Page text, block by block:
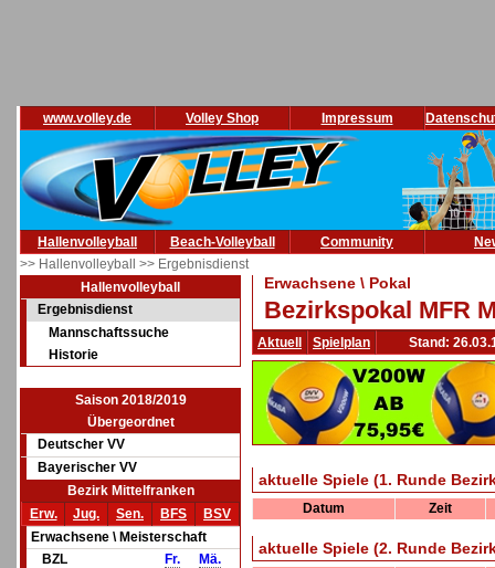
www.volley.de Volley Shop Impressum
Hallenvolleyball Beach-Volleyball Community
>> Hallenvolleyball >> Ergebnisdienst
Hallenvolleyball
Ergebnisdienst
Mannschaftssuche
Historie
Saison 2018/2019
Übergeordnet
Deutscher VV
Bayerischer VV
Bezirk Mittelfranken
Erw.
Jug. Sen. BFS
BSV
Erwachsene \ Meisterschaft
BZL
Fr.
Mä.
Erwachsene \ Pokal
Bezirkspokal MFR
Aktuell Spielplan Stand:
aktuelle Spiele (1. Runde
Datum Zeit
aktuelle Spiele (2. Runde